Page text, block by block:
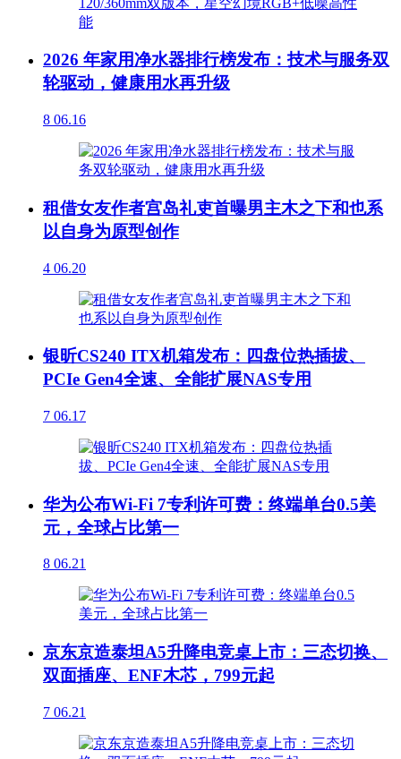
2026 年家用净水器排行榜发布：技术与服务双
轮驱动，健康用水再升级
8 06.16
租借女友作者宫岛礼吏首曝男主木之下和也系
以自身为原型创作
4 06.20
银昕CS240 ITX机箱发布：四盘位热插拔、
PCIe Gen4全速、全能扩展NAS专用
7 06.17
华为公布Wi-Fi 7专利许可费：终端单台0.5美
元，全球占比第一
8 06.21
京东京造泰坦A5升降电竞桌上市：三态切换、
双面插座、ENF木芯，799元起
7 06.21